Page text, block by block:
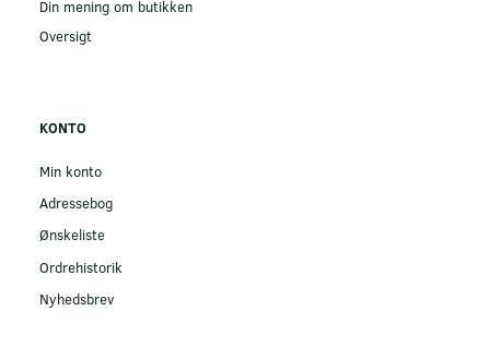
Din mening om butikken
Oversigt
KONTO
Min konto
Adressebog
Ønskeliste
Ordrehistorik
Nyhedsbrev